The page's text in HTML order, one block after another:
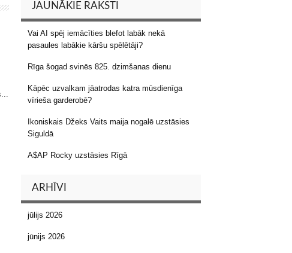
JAUNĀKIE RAKSTI
Vai AI spēj iemācīties blefot labāk nekā
pasaules labākie kāršu spēlētāji?
Rīga šogad svinēs 825. dzimšanas dienu
Kāpēc uzvalkam jāatrodas katra mūsdienīga
vīrieša garderobē?
Ikoniskais Džeks Vaits maija nogalē uzstāsies
Siguldā
A$AP Rocky uzstāsies Rīgā
ARHĪVI
jūlijs 2026
jūnijs 2026